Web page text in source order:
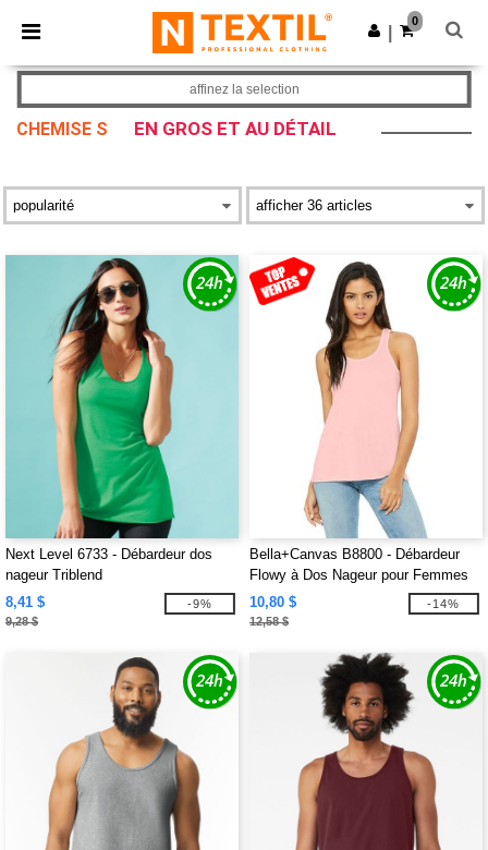
× Appli Ntextil
Meilleurs prix sur l’app !
Obtenir l'appli
0
CHEMISE S EN GROS ET AU DÉTAIL
affinez la selection
Next Level 6733 - Débardeur dos
nageur Triblend
8,41 $
9,28 $
-9%
Bella+Canvas B8800 - Débardeur
Flowy à Dos Nageur pour Femmes
10,80 $
12,58 $
-14%